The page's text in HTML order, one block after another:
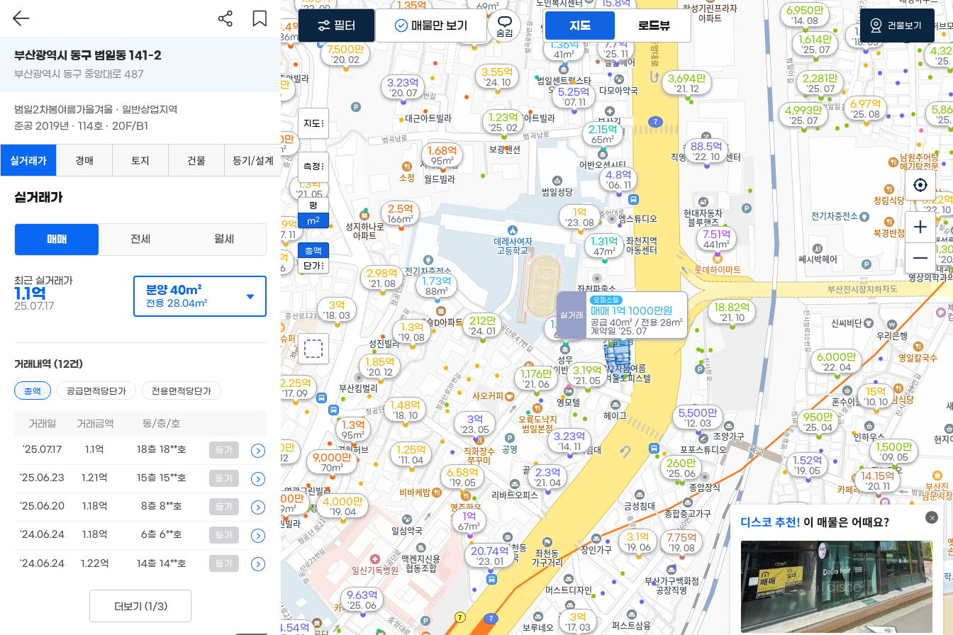
1.92억
'19. 06
69m²
2.15억
65m²
1.75억
69m²
7.7억
'25. 11
'25. 11
1.36억
41m²
6.97억
'25. 08
'25. 07
4,993만
'25. 07
2,281만
'25. 07
1,614만
'25. 07
'25.
'25.
실거래
오피스텔
매매 1억 1000만원
공급 40m² / 전용 28m²
계약일 '25. 07
1.31억
47m²
9.63억
'25. 06
260만
'25. 06
1.73억
88m²
950만
'25. 04
9,500만
83m²
1.23억
'25. 02
3.55억
'24. 10
7,000만
49m²
1억
67m²
212만
'24. 01
'23. 12
'23. 09
1억
'23. 08
1.4억
86m²
2.5억
166m²
3억
'23. 05
1.35억
20.74억
'23. 01
3.22억
'22. 10
88.5억
'22. 10
1.3억
95m²
6,000만
'22. 04
1.68억
95m²
3,694만
'21. 12
18.82억
'21. 10
2.98억
'21. 08
1,176만
'21. 06
3.19억
'21. 05
1.3억
'21. 05
2.3억
'21. 04
1.85억
'20. 12
14.15억
'20. 11
3.23억
'20. 07
7,500만
'20. 02
9,000만
70m²
1.3억
'19. 08
7.75억
'19. 08
3.1억
'19. 06
6.58억
'19. 05
1.52억
'19. 05
7.51억
441m²
4,000만
'19. 04
1.48억
'18. 10
1.9억
'18. 05
3억
'18. 03
2.9억
'17. 11
6,000만
'17. 10
2.25억
'17. 09
1.8억
'17. 09
3억
'17. 03
9,900만
'16. 12
1,187만
'15. 05
15.8억
'14. 12
3.23억
'14. 11
4.54억
6,950만
'14. 08
3.5억
5,500만
'12. 03
1.25억
'11. 04
15억
'10. 10
1,500만
'09. 05
5.25억
'07. 11
4.8억
'06. 11
디스코 추천! 이 매물은 어때요?
지도 로드뷰
지도
측정
평
m2
총액
단가
필터 매물만 보기 건물보기
부산광역시 동구 범일동 141-2
부산광역시 동구 중앙대로 487
범일2차봄여름가을겨울 · 일반상업지역
준공 2019년 · 114호 · 20F/B1
실거래가 경매 토지 건물 등기/설계
실거래가
매매 전세 월세
최근 실거래가
1.1억
25.07.17
분양40m²
전용 28.04m²
거래내역 (12건)
총액 공급면적당단가 전용면적당단가
거래일 거래금액 동/층/호
'25.07.17 1.1억 18층 18**호 등기
'25.06.23 1.21억 15층 15**호 등기
'25.06.20 1.18억 8층 8**호 등기
'24.06.24 1.18억 6층 6**호 등기
'24.06.24 1.22억 14층 14**호 등기
더보기 (1/3)